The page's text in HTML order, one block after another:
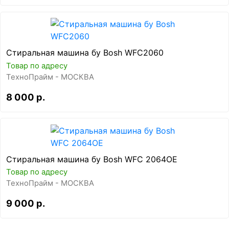
Стиральная машина бу Bosh WFC2060
Товар по адресу
ТехноПрайм - МОСКВА
8 000 р.
Стиральная машина бу Bosh WFC 2064OE
Товар по адресу
ТехноПрайм - МОСКВА
9 000 р.